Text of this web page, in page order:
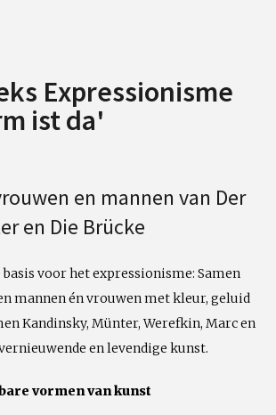
Expressionisme
ist da'
en mannen van Der
en Die Brücke
basis voor het expressionisme: Samen
mannen én vrouwen met kleur, geluid
Kandinsky, Münter, Werefkin, Marc en
en levendige kunst.
vormen van kunst